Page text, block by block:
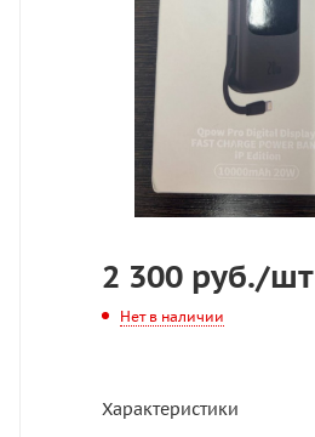
2 300 руб./шт
Нет в наличии
Характеристики